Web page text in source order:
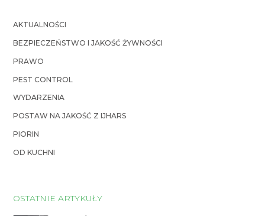
AKTUALNOŚCI
BEZPIECZEŃSTWO I JAKOŚĆ ŻYWNOŚCI
PRAWO
PEST CONTROL
WYDARZENIA
POSTAW NA JAKOŚĆ Z IJHARS
PIORIN
OD KUCHNI
OSTATNIE ARTYKUŁY